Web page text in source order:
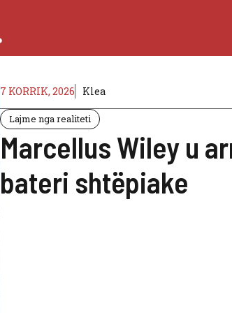
7 KORRIK, 2026 Klea
Lajme nga realiteti
Marcellus Wiley u
bateri shtëpiake